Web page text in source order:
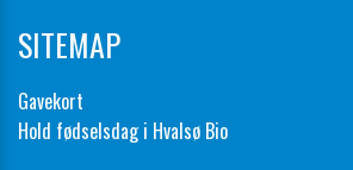
SITEMAP
Gavekort
Hold fødselsdag i Hvalsø Bio